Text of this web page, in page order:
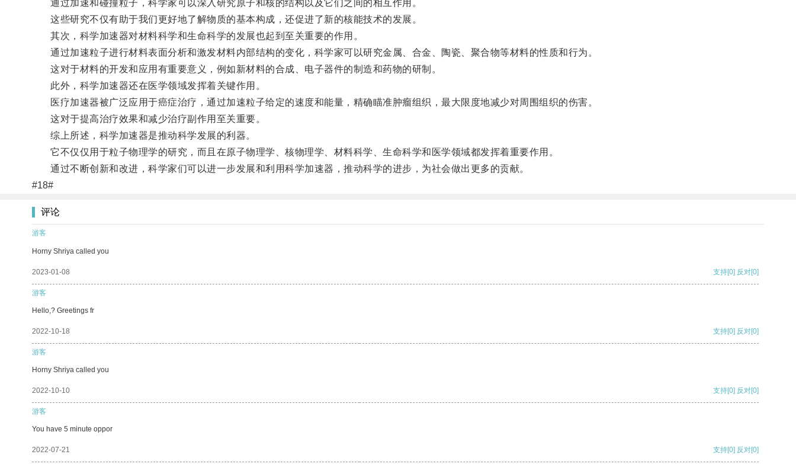
通过加速和碰撞粒子，科学家可以深入研究原子和核的结构以及它们之间的相互作用。
这些研究不仅有助于我们更好地了解物质的基本构成，还促进了新的核能技术的发展。
其次，科学加速器对材料科学和生命科学的发展也起到至关重要的作用。
通过加速粒子进行材料表面分析和激发材料内部结构的变化，科学家可以研究金属、合金、陶瓷、聚合物等材料的性质和行为。
这对于材料的开发和应用有重要意义，例如新材料的合成、电子器件的制造和药物的研制。
此外，科学加速器还在医学领域发挥着关键作用。
医疗加速器被广泛应用于癌症治疗，通过加速粒子给定的速度和能量，精确瞄准肿瘤组织，最大限度地减少对周围组织的伤害。
这对于提高治疗效果和减少治疗副作用至关重要。
综上所述，科学加速器是推动科学发展的利器。
它不仅仅用于粒子物理学的研究，而且在原子物理学、核物理学、材料科学、生命科学和医学领域都发挥着重要作用。
通过不断创新和改进，科学家们可以进一步发展和利用科学加速器，推动科学的进步，为社会做出更多的贡献。
#18#
评论
游客
Horny Shriya called you
2023-01-08 支持[0] 反对[0]
游客
Hello,? Greetings fr
2022-10-18 支持[0] 反对[0]
游客
Horny Shriya called you
2022-10-10 支持[0] 反对[0]
游客
You have 5 minute oppor
2022-07-21 支持[0] 反对[0]